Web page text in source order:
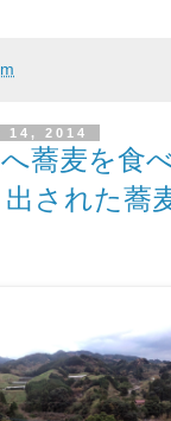
14, 2014
蕎麦を食
された蕎